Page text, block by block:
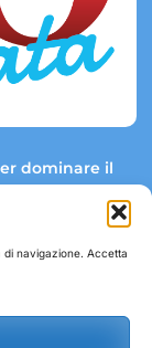
navigazione. Accetta
dominare il